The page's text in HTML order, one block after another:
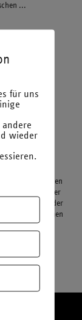
...
zur steuerlichen
sowie der
seitens der
wirtschaftlichen
für uns
wieder